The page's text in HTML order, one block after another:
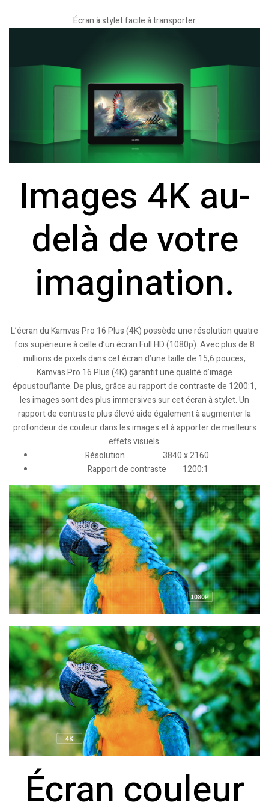
Écran à stylet facile à transporter
Images 4K au-
delà de votre
imagination.
L’écran du Kamvas Pro 16 Plus (4K) possède une résolution quatre
fois supérieure à celle d’un écran Full HD (1080p). Avec plus de 8
millions de pixels dans cet écran d’une taille de 15,6 pouces,
Kamvas Pro 16 Plus (4K) garantit une qualité d’image
époustouflante. De plus, grâce au rapport de contraste de 1200:1,
les images sont des plus immersives sur cet écran à stylet. Un
rapport de contraste plus élevé aide également à augmenter la
profondeur de couleur dans les images et à apporter de meilleurs
effets visuels.
Résolution 3840 x 2160
Rapport de contraste 1200:1
Écran couleur